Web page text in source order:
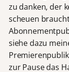
zu danken, der
scheuen
siehe dazu
zur Pause das